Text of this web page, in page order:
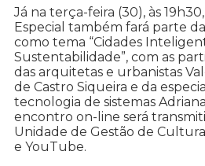
Já na terça-feira (30), às
Especial também fará parte
como tema “Cidades
Sustentabilidade”, com as
das arquitetas e urbanistas
de Castro Siqueira e da
tecnologia de sistemas
encontro on-line será
Unidade de Gestão de
e YouTube.